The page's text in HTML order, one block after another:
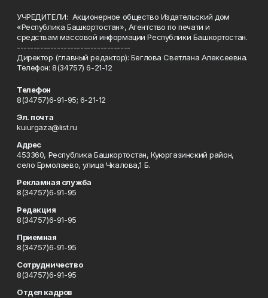
УЧРЕДИТЕЛИ: Акционерное общество Издательский дом
«Республика Башкортостан», Агентство по печати и
средствам массовой информации Республики Башкортостан.
----------------------------------
Директор (главный редактор): Беглова Светлана Алексеевна.
Телефон: 8(34757) 6-21-12
Телефон
8(34757)6-91-95; 6-21-12
Эл. почта
kuiurgaza@list.ru
Адрес
453360, Республика Башкортостан, Куюргазинский район,
село Ермолаево, улица Чкалова,1 Б.
Рекламная служба
8(34757)6-91-95
Редакция
8(34757)6-91-95
Приемная
8(34757)6-91-95
Сотрудничество
8(34757)6-91-95
Отдел кадров